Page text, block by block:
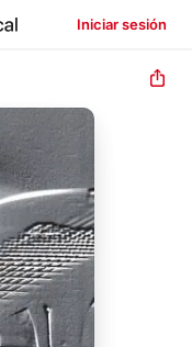
Iniciar sesión